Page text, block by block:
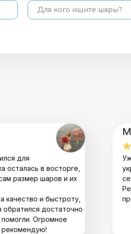
Для кого ищите шары?
для
осталась в восторге,
размер шаров и их
качество и быстроту,
обратился достаточно
Огромное
рекомендую!